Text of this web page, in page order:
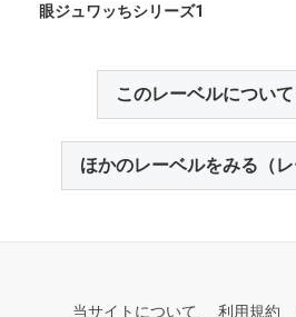
眼ジュワッちシリーズ1
このレーベルについ
ほかのレーベルをみる（レ
当サイトについて 利用規約